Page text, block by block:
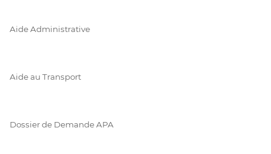
Aide Administrative
Aide au Transport
Dossier de Demande APA